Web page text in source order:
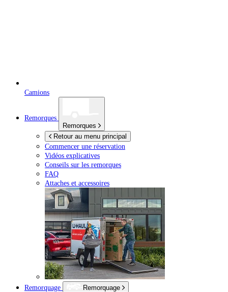
Camions
Remorques
Remorques
Retour au menu principal
Commencer une réservation
Vidéos explicatives
Conseils sur les remorques
FAQ
Attaches et accessoires
Remorquage
Remorquage